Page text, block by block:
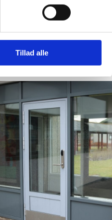
Tillad alle